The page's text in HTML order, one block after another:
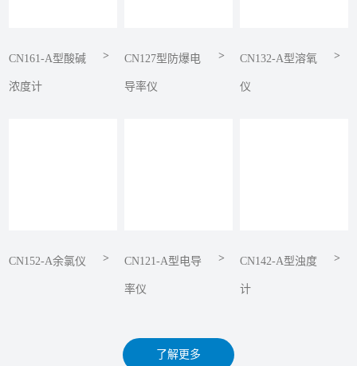
CN161-A型酸碱
浓度计
> CN127型防爆电
导率仪
> CN132-A型溶氧
仪
>
CN152-A余氯仪 > CN121-A型电导
率仪
> CN142-A型浊度
计
>
了解更多